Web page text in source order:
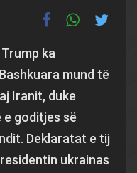
ka
mund të
Iranit, duke
e goditjes së
Deklaratat e tij
ukrainas